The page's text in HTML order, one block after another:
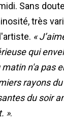
Sans
très
«
qui
n'a pas
rayons
du soir
».